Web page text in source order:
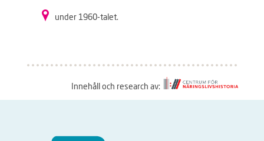
under 1960-talet.
Innehåll och research av: